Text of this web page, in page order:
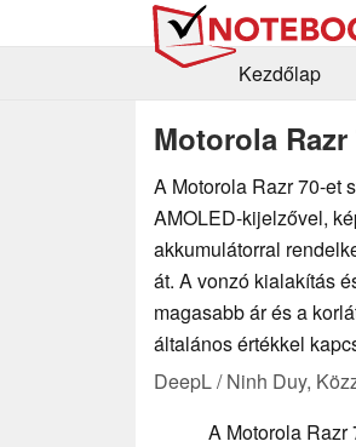
Kezdőlap
Motorola Razr
A Motorola Razr 70-et
AMOLED-kijelzővel,
akkumulátorral
át. A vonzó kialakítás
magasabb ár és a
általános értékkel
DeepL / Ninh Duy,
A Motorola Razr